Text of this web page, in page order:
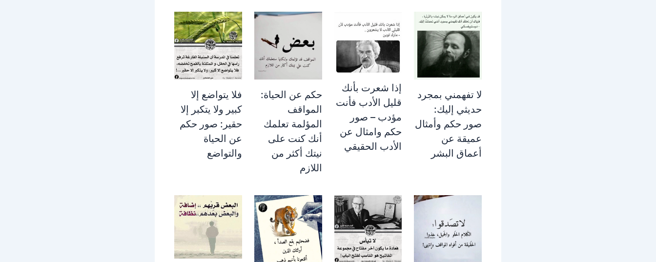
لا تفهمني بمجرد
حديثي إليك:
صور حكم وأمثال
عميقة عن
أعماق البشر
إذا شعرت بأنك
قليل الأدب فأنت
مؤدب – صور
حكم وامثال عن
الأدب الحقيقي
حكم عن الحياة:
المواقف
المؤلمة تعلمك
أنك كنت على
نيتك أكثر من
اللازم
فلا يتواضع إلا
كبير ولا يتكبر إلا
حقير: صور حكم
عن الحياة
والتواضع